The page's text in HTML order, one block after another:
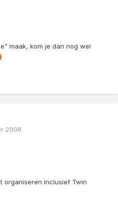
maak, kom je dan nog wel
2008
organiseren inclusief Twin